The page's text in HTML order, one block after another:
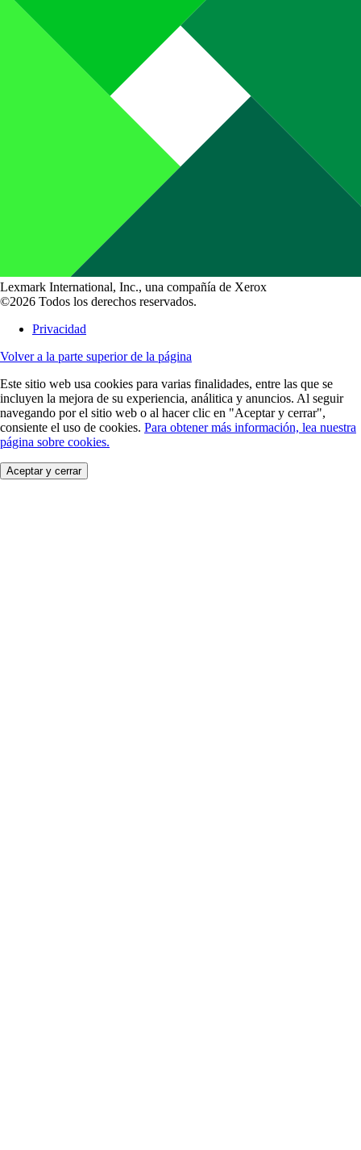
Lexmark International, Inc., una compañía de Xerox
©2026 Todos los derechos reservados.
Privacidad
Volver a la parte superior de la página
Este sitio web usa cookies para varias finalidades, entre las que se
incluyen la mejora de su experiencia, análitica y anuncios. Al seguir
navegando por el sitio web o al hacer clic en "Aceptar y cerrar",
consiente el uso de cookies. Para obtener más información, lea nuestra
página sobre cookies.
Aceptar y cerrar